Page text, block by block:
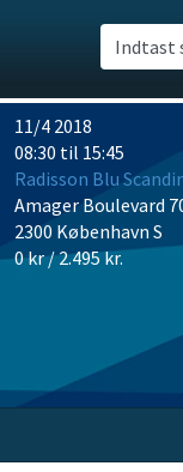
Indtast
11/4 2018
08:30 til 15:45
Radisson Blu
Amager Boulevard
2300 København S
0 kr / 2.495 kr.